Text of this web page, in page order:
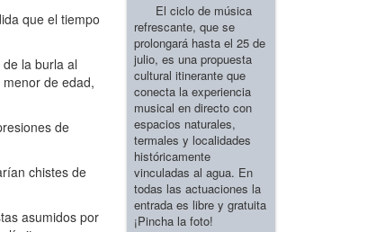
que el tiempo
la burla al
de edad,
de
chistes de
asumidos por
El ciclo de música
refrescante, que se
prolongará hasta el 25 de
julio, es una propuesta
cultural itinerante que
conecta la experiencia
musical en directo con
espacios naturales,
termales y localidades
históricamente
vinculadas al agua. En
todas las actuaciones la
entrada es libre y gratuita
¡Pincha la foto!